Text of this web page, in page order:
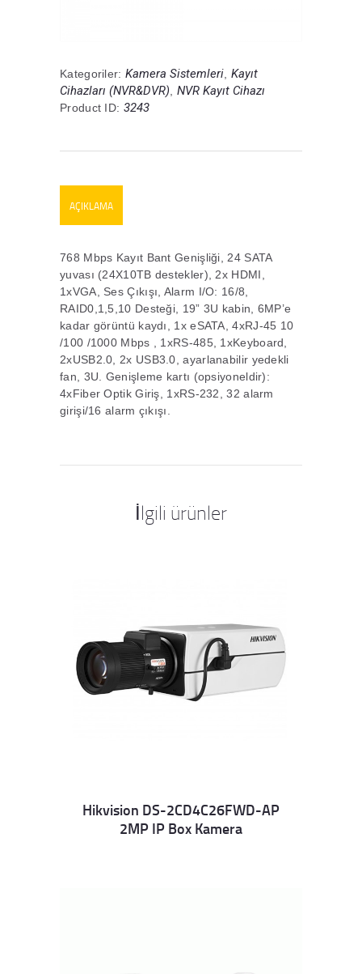
Kategoriler: Kamera Sistemleri, Kayıt
Cihazları (NVR&DVR) NVR Kayıt Cihazı
Product ID: 3243
AÇIKLAMA
768 Mbps Kayıt Bant Genişliği, 24 SATA
yuvası (24X10TB destekler), 2x HDMI,
1xVGA, Ses Çıkışı, Alarm I/O: 16/8,
RAID0,1,5,10 Desteği, 19” 3U kabin, 6MP’e
kadar görüntü kaydı, 1x eSATA, 4xRJ-45 10
/100 /1000 Mbps , 1xRS-485, 1xKeyboard,
2xUSB2.0, 2x USB3.0, ayarlanabilir yedekli
fan, 3U. Genişleme kartı (opsiyoneldir):
4xFiber Optik Giriş, 1xRS-232, 32 alarm
girişi/16 alarm çıkışı.
İlgili ürünler
Details
Hikvision DS-2CD4C26FWD-AP
2MP IP Box Kamera